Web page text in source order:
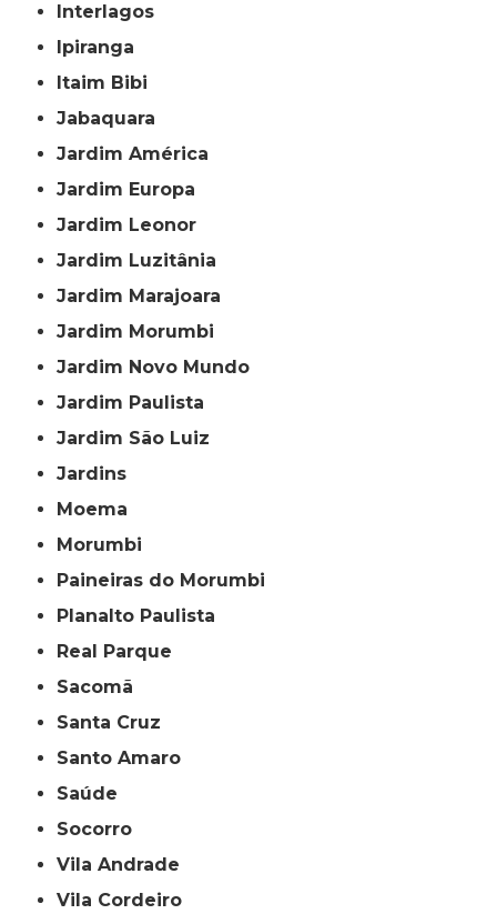
Interlagos
Ipiranga
Itaim Bibi
Jabaquara
Jardim América
Jardim Europa
Jardim Leonor
Jardim Luzitânia
Jardim Marajoara
Jardim Morumbi
Jardim Novo Mundo
Jardim Paulista
Jardim São Luiz
Jardins
Moema
Morumbi
Paineiras do Morumbi
Planalto Paulista
Real Parque
Sacomã
Santa Cruz
Santo Amaro
Saúde
Socorro
Vila Andrade
Vila Cordeiro